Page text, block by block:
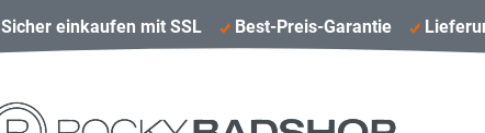
Sicher einkaufen mit SSL Best-Preis-Garantie